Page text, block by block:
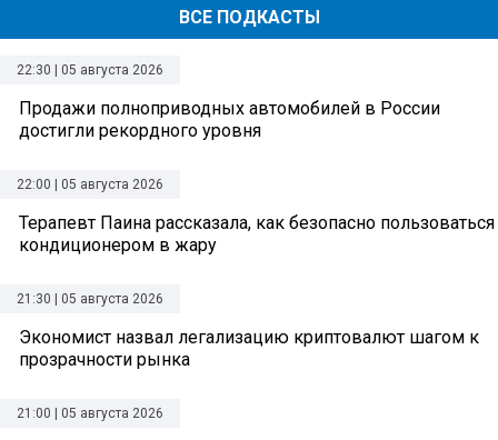
ВСЕ ПОДКАСТЫ
22:30 | 05 августа 2026
Продажи полноприводных автомобилей в России
достигли рекордного уровня
22:00 | 05 августа 2026
Терапевт Паина рассказала, как безопасно пользоваться
кондиционером в жару
21:30 | 05 августа 2026
Экономист назвал легализацию криптовалют шагом к
прозрачности рынка
21:00 | 05 августа 2026